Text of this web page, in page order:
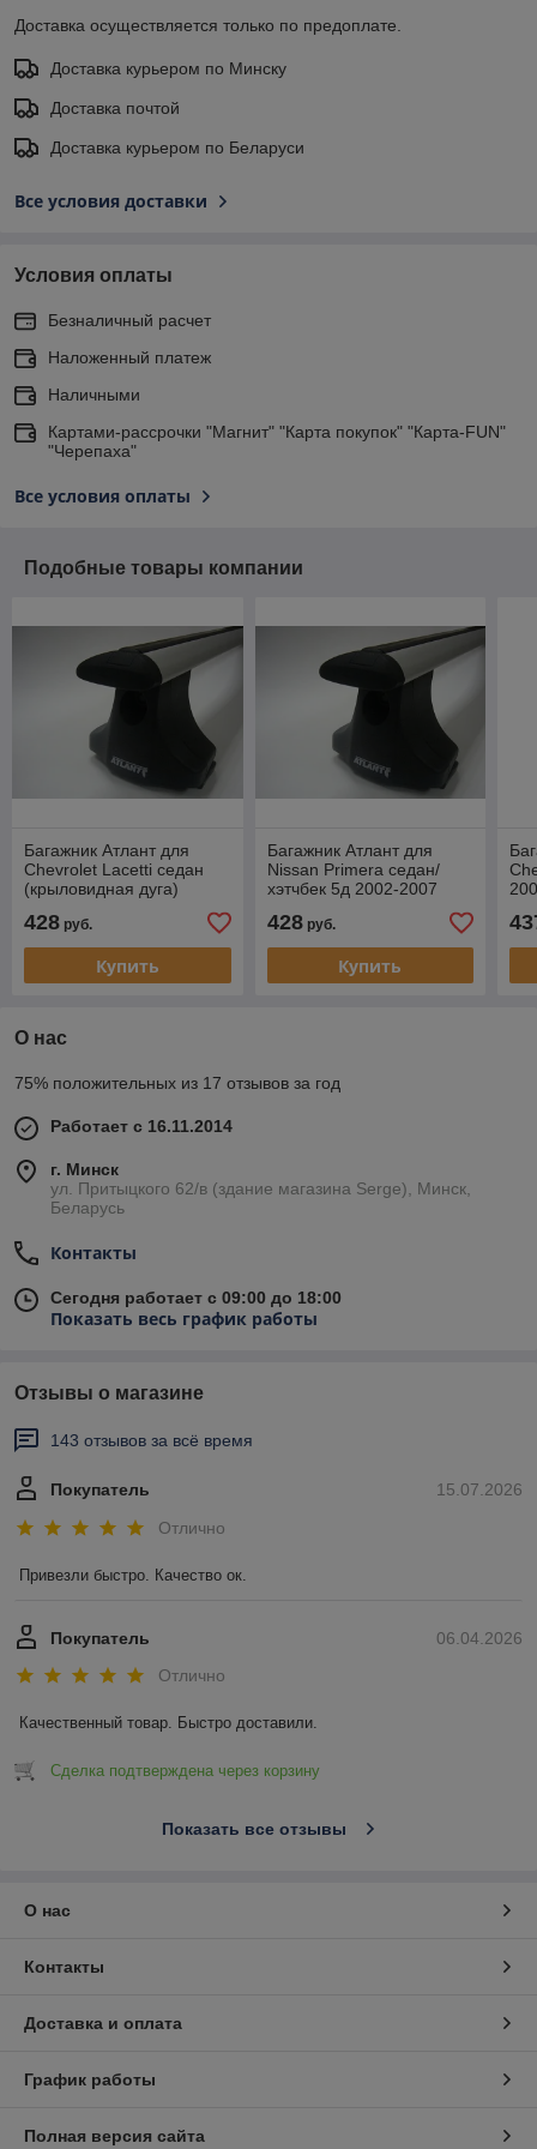
Доставка осуществляется только по предоплате.
Доставка курьером по Минску
Доставка почтой
Доставка курьером по Беларуси
Все условия доставки
Условия оплаты
Безналичный расчет
Наложенный платеж
Наличными
Картами-рассрочки "Магнит" "Карта покупок" "Карта-FUN"
"Черепаха"
Все условия оплаты
Подобные товары компании
Багажник Атлант для
Chevrolet Lacetti седан
(крыловидная дуга)
428 руб.
Купить
Багажник Атлант для
Nissan Primera седан/
хэтчбек 5д 2002-2007
428руб.
Купить
О нас
75% положительных из 17 отзывов за год
Работает с 16.11.2014
г. Минск
ул. Притыцкого 62/в (здание магазина Serge), Минск,
Беларусь
Контакты
Сегодня работает с 09:00 до 18:00
Показать весь график работы
Отзывы о магазине
143 отзывов за всё время
15.07.2026
Покупатель
Отлично
Привезли быстро. Качество ок.
06.04.2026
Покупатель
Отлично
Качественный товар. Быстро доставили.
Сделка подтверждена через корзину
Показать все отзывы
О нас
Контакты
Доставка и оплата
График работы
Полная версия сайта